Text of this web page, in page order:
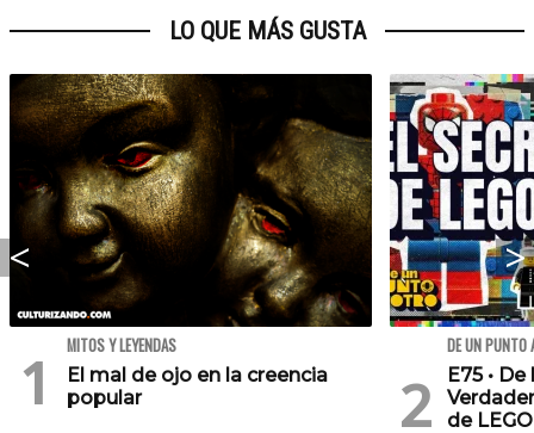
LO QUE MÁS GUSTA
MITOS Y LEYENDAS
El mal de ojo en la creencia
popular
DE UN PUNTO
E75 •
de